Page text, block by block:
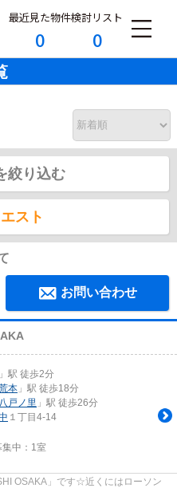
最近見た物件
0
検討リスト
0
絞り込む
スト
お問い合わせ
」駅 徒歩2分
本 」駅 徒歩18分
八戸ノ里 」駅 徒歩26分
１丁目4-14
中： 1室
OSAKA」です☆近くにはローソン